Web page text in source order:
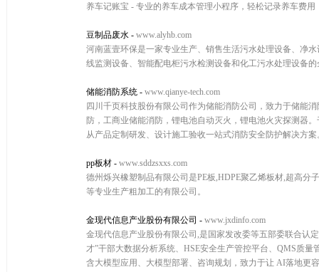
养车记账宝 - 专业的养车成本管理小程序，轻松记录养车费用
豆制品废水 - www.alyhb.com
河南蓝壹环保是一家专业生产、销售生活污水处理设备、净
线监测设备、智能配电柜污水检测设备和化工污水处理设备
储能消防系统 - www.qianye-tech.com
四川千页科技股份有限公司作为储能消防公司，致力于储能
防，工商业储能消防，锂电池自动灭火，锂电池火灾探测器
从产品定制研发、设计施工验收一站式消防安全防护解决方案
pp板材 - www.sddzsxxs.com
德州烁兴橡塑制品有限公司是PE板,HDPE聚乙烯板材,超高分
等专业生产粗加工的有限公司。
金现代信息产业股份有限公司 - www.jxdinfo.com
金现代信息产业股份有限公司,是国家发改委等五部委联合认
才”干部大数据分析系统、HSE安全生产管控平台、QMS质
含大模型应用、大模型部署、咨询规划，致力于让 AI落地更